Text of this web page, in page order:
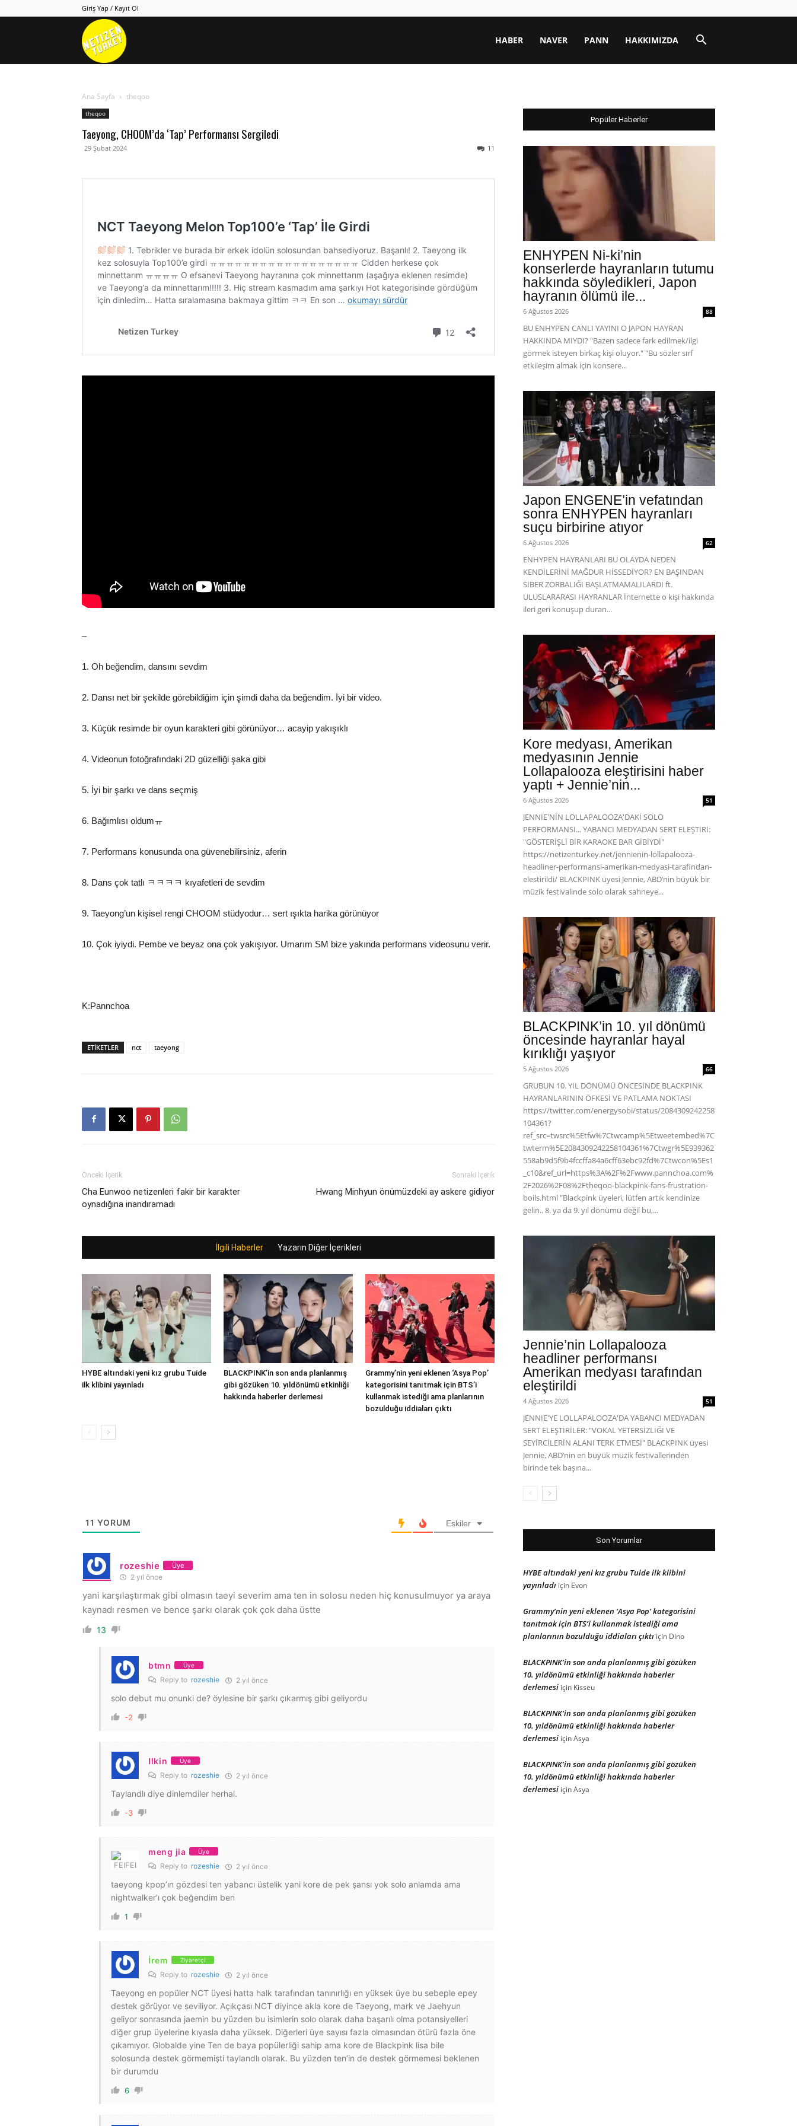
Giriş Yap / Kayıt Ol
Netizen HABER NAVER PANN HAKKIMIZDA
Ana Sayfa theqoo
theqoo
Taeyong, CHOOM’da ‘Tap’ Performansı Sergiledi
29 Şubat 2024 11
–
1. Oh beğendim, dansını sevdim
2. Dansı net bir şekilde görebildiğim için şimdi daha da beğendim. İyi bir video.
3. Küçük resimde bir oyun karakteri gibi görünüyor… acayip yakışıklı
4. Videonun fotoğrafındaki 2D güzelliği şaka gibi
5. İyi bir şarkı ve dans seçmiş
6. Bağımlısı oldumㅠ
7. Performans konusunda ona güvenebilirsiniz, aferin
8. Dans çok tatlı ㅋㅋㅋㅋ kıyafetleri de sevdim
9. Taeyong’un kişisel rengi CHOOM stüdyodur… sert ışıkta harika görünüyor
10. Çok iyiydi. Pembe ve beyaz ona çok yakışıyor. Umarım SM bize yakında performans videosunu verir.
K:Pannchoa
ETIKETLER nct taeyong
Önceki İçerik
Cha Eunwoo netizenleri fakir bir karakter
oynadığına inandıramadı
Sonraki İçerik
Hwang Minhyun önümüzdeki ay askere gidiyor
İlgili Haberler Yazarın Diğer İçerikleri
HYBE altındaki yeni kız grubu Tuide
ilk klibini yayınladı
BLACKPINK’in son anda planlanmış
gibi gözüken 10. yıldönümü etkinliği
hakkında haberler derlemesi
Grammy’nin yeni eklenen ‘Asya Pop’
kategorisini tanıtmak için BTS’i
kullanmak istediği ama planlarının
bozulduğu iddiaları çıktı
11 YORUM Eskiler
rozeshie Üye
2 yıl önce
yani karşılaştırmak gibi olmasın taeyi severim ama ten in solosu neden hiç konusulmuyor ya araya
kaynadı resmen ve bence şarkı olarak çok çok daha üstte
13
btmn Üye
Reply to rozeshie 2 yıl önce
solo debut mu onunki de? öylesine bir şarkı çıkarmış gibi geliyordu
-2
Ilkin Üye
Reply to rozeshie 2 yıl önce
Taylandlı diye dinlemdiler herhal.
-3
meng jia Üye
Reply to rozeshie 2 yıl önce
taeyong kpop’ın gözdesi ten yabancı üstelik yani kore de pek şansı yok solo anlamda ama
nightwalker’ı çok beğendim ben
1
İrem Ziyaretçi
Reply to rozeshie 2 yıl önce
Taeyong en popüler NCT üyesi hatta halk tarafından tanınırlığı en yüksek üye bu sebeple epey
destek görüyor ve seviliyor. Açıkçası NCT diyince akla kore de Taeyong, mark ve Jaehyun
geliyor sonrasında jaemin bu yüzden bu isimlerin solo olarak daha başarılı olma potansiyelleri
diğer grup üyelerine kıyasla daha yüksek. Diğerleri üye sayısı fazla olmasından ötürü fazla öne
çıkamıyor. Globalde yine Ten de baya popülerliği sahip ama kore de Blackpink lisa bile
solosunda destek görmemişti taylandlı olarak. Bu yüzden ten’in de destek görmemesi beklenen
bir durumdu
6
Popüler Haberler
ENHYPEN Ni-ki’nin
konserlerde hayranların tutumu
hakkında söyledikleri, Japon
hayranın ölümü ile...
6 Ağustos 2026 88
BU ENHYPEN CANLI YAYINI O JAPON HAYRAN
HAKKINDA MIYDI? "Bazen sadece fark edilmek/ilgi
görmek isteyen birkaç kişi oluyor." "Bu sözler sırf
etkileşim almak için konsere...
Japon ENGENE’in vefatından
sonra ENHYPEN hayranları
suçu birbirine atıyor
6 Ağustos 2026 62
ENHYPEN HAYRANLARI BU OLAYDA NEDEN
KENDİLERİNİ MAĞDUR HİSSEDİYOR? EN BAŞINDAN
SİBER ZORBALIĞI BAŞLATMAMALILARDI ft.
ULUSLARARASI HAYRANLAR İnternette o kişi hakkında
ileri geri konuşup duran...
Kore medyası, Amerikan
medyasının Jennie
Lollapalooza eleştirisini haber
yaptı + Jennie’nin...
6 Ağustos 2026 51
JENNIE'NİN LOLLAPALOOZA'DAKİ SOLO
PERFORMANSI... YABANCI MEDYADAN SERT ELEŞTİRİ:
"GÖSTERİŞLİ BİR KARAOKE BAR GİBİYDİ"
https://netizenturkey.net/jennienin-lollapalooza-
headliner-performansi-amerikan-medyasi-tarafindan-
elestirildi/ BLACKPINK üyesi Jennie, ABD’nin büyük bir
müzik festivalinde solo olarak sahneye...
BLACKPINK’in 10. yıl dönümü
öncesinde hayranlar hayal
kırıklığı yaşıyor
5 Ağustos 2026 66
GRUBUN 10. YIL DÖNÜMÜ ÖNCESİNDE BLACKPINK
HAYRANLARININ ÖFKESİ VE PATLAMA NOKTASI
https://twitter.com/energysobi/status/2084309242258
104361?
ref_src=twsrc%5Etfw%7Ctwcamp%5Etweetembed%7C
twterm%5E2084309242258104361%7Ctwgr%5E939362
558ab9d5f9b4fccffa84a6cff63ebc92fd%7Ctwcon%5Es1
_c10&ref_url=https%3A%2F%2Fwww.pannchoa.com%
2F2026%2F08%2Ftheqoo-blackpink-fans-frustration-
boils.html "Blackpink üyeleri, lütfen artık kendinize
gelin.. 8. ya da 9. yıl dönümü değil bu,...
Jennie’nin Lollapalooza
headliner performansı
Amerikan medyası tarafından
eleştirildi
4 Ağustos 2026 51
JENNIE'YE LOLLAPALOOZA'DA YABANCI MEDYADAN
SERT ELEŞTİRİLER: "VOKAL YETERSİZLİĞİ VE
SEYİRCİLERİN ALANI TERK ETMESİ" BLACKPINK üyesi
Jennie, ABD’nin en büyük müzik festivallerinden
birinde tek başına...
Son Yorumlar
HYBE altındaki yeni kız grubu Tuide ilk klibini
yayınladı için Evon
Grammy’nin yeni eklenen ‘Asya Pop’ kategorisini
tanıtmak için BTS’i kullanmak istediği ama
planlarının bozulduğu iddiaları çıktı için Dino
BLACKPINK’in son anda planlanmış gibi gözüken
10. yıldönümü etkinliği hakkında haberler
derlemesi için Kisseu
BLACKPINK’in son anda planlanmış gibi gözüken
10. yıldönümü etkinliği hakkında haberler
derlemesi içinAsya
BLACKPINK’in son anda planlanmış gibi gözüken
10. yıldönümü etkinliği hakkında haberler
derlemesi içinAsya